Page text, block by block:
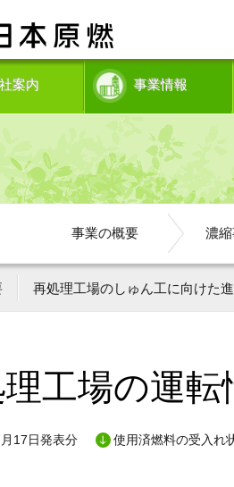
案内 事業情報
事業の概要 濃
再処理工場のしゅん工に向けた
工場の運転
17日発表分 使用済燃料の受入れ